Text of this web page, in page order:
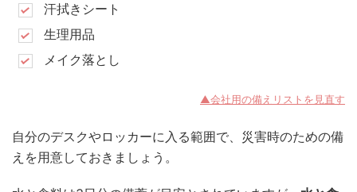
汗拭きシート
生理用品
メイク落とし
▲会社用の備えリストを見直す
自分のデスクやロッカーに入る範囲で、災害時のための備
えを用意しておきましょう。